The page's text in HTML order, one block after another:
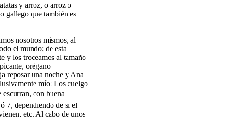
y arroz, o arroz o
gallego que también es
nosotros mismos, al
el mundo; de esta
y los troceamos al tamaño
orégano
reposar una noche y Ana
mío: Los cuelgo
escurran, con buena
7, dependiendo de si el
etc. Al cabo de unos